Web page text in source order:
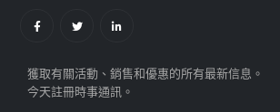
獲取有關活動、銷售和優惠的所有最新信息。
今天註冊時事通訊。